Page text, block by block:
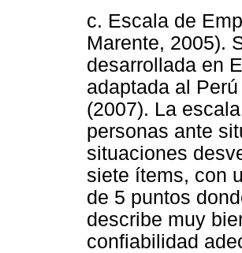
c. Escala de
Marente, 2005).
desarrollada en
adaptada al
(2007). La
personas ante
situaciones
siete ítems, con
de 5 puntos
describe muy
confiabilidad